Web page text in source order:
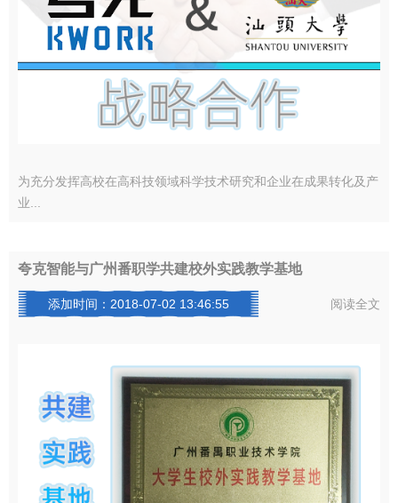
为充分发挥高校在高科技领域科学技术研究和企业在成果转化及产
业...
夸克智能与广州番职学共建校外实践教学基地
添加时间：2018-07-02 13:46:55 阅读全文